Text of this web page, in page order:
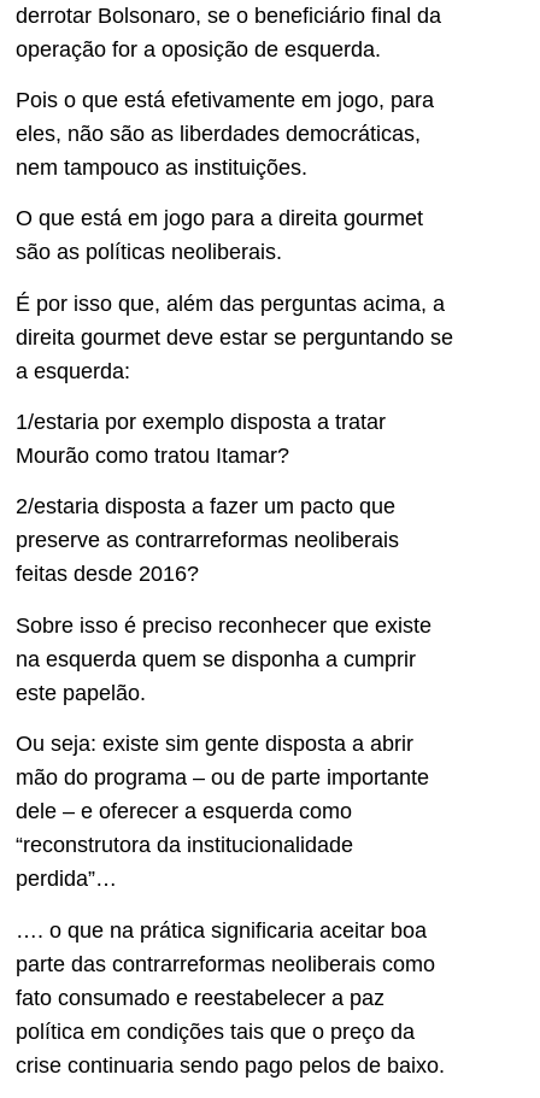
derrotar Bolsonaro, se o beneficiário final da
operação for a oposição de esquerda.
Pois o que está efetivamente em jogo, para
eles, não são as liberdades democráticas,
nem tampouco as instituições.
O que está em jogo para a direita gourmet
são as políticas neoliberais.
É por isso que, além das perguntas acima, a
direita gourmet deve estar se perguntando se
a esquerda:
1/estaria por exemplo disposta a tratar
Mourão como tratou Itamar?
2/estaria disposta a fazer um pacto que
preserve as contrarreformas neoliberais
feitas desde 2016?
Sobre isso é preciso reconhecer que existe
na esquerda quem se disponha a cumprir
este papelão.
Ou seja: existe sim gente disposta a abrir
mão do programa – ou de parte importante
dele – e oferecer a esquerda como
“reconstrutora da institucionalidade
perdida”…
…. o que na prática significaria aceitar boa
parte das contrarreformas neoliberais como
fato consumado e reestabelecer a paz
política em condições tais que o preço da
crise continuaria sendo pago pelos de baixo.